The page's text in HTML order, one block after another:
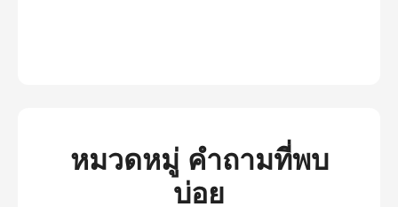
หมวดหมู่ คำถามที่พบ
บ่อย